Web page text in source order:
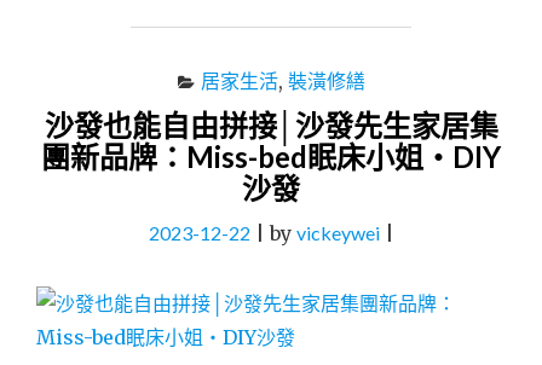
居家生活, 裝潢修繕
沙發也能自由拼接│沙發先生家居集
團新品牌：Miss-bed眠床小姐・DIY
沙發
2023-12-22|by vickeywei|